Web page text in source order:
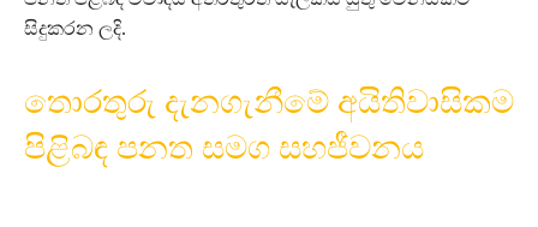
සිදුකරන ලදි.
තොරතුරු දැනගැනීමේ අයිතිවාසිකම
පිළිබඳ පනත සමග සහජීවනය